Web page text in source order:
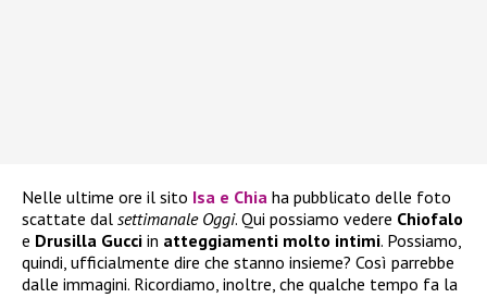
Nelle ultime ore il sito Isa e Chia ha pubblicato delle foto
scattate dal settimanale Oggi. Qui possiamo vedere Chiofalo
e Drusilla Gucci in atteggiamenti molto intimi. Possiamo,
quindi, ufficialmente dire che stanno insieme? Così parrebbe
dalle immagini. Ricordiamo, inoltre, che qualche tempo fa la